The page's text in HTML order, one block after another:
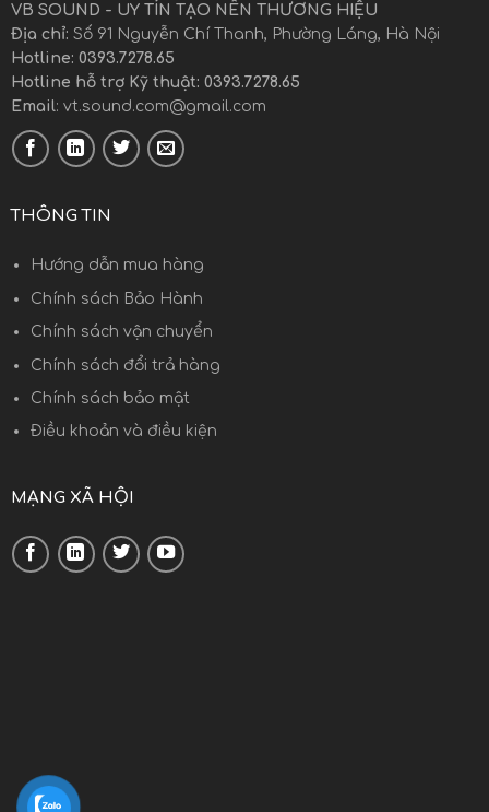
VB SOUND - UY TÍN TẠO NÊN THƯƠNG HIỆU
Địa chỉ: Số 91 Nguyễn Chí Thanh, Phường Láng, Hà Nội
Hotline: 0393.7278.65
Hotline hỗ trợ Kỹ thuật: 0393.7278.65
Email: vt.sound.com@gmail.com
THÔNG TIN
Hướng dẫn mua hàng
Chính sách Bảo Hành
Chính sách vận chuyển
Chính sách đổi trả hàng
Chính sách bảo mật
Điều khoản và điều kiện
MẠNG XÃ HỘI